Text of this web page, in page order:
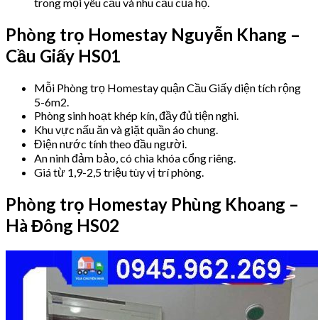
Phòng trọ Homestay Nguyễn Khang –
Cầu Giấy HS01
Mỗi Phòng trọ Homestay quận Cầu Giấy diện tích rộng
5-6m2.
Phòng sinh hoạt khép kín, đầy đủ tiện nghi.
Khu vực nấu ăn và giặt quần áo chung.
Điện nước tính theo đầu người.
An ninh đảm bảo, có chìa khóa cổng riêng.
Giá từ 1,9-2,5 triệu tùy vị trí phòng.
Phòng trọ Homestay Phùng Khoang –
Hà Đông HS02